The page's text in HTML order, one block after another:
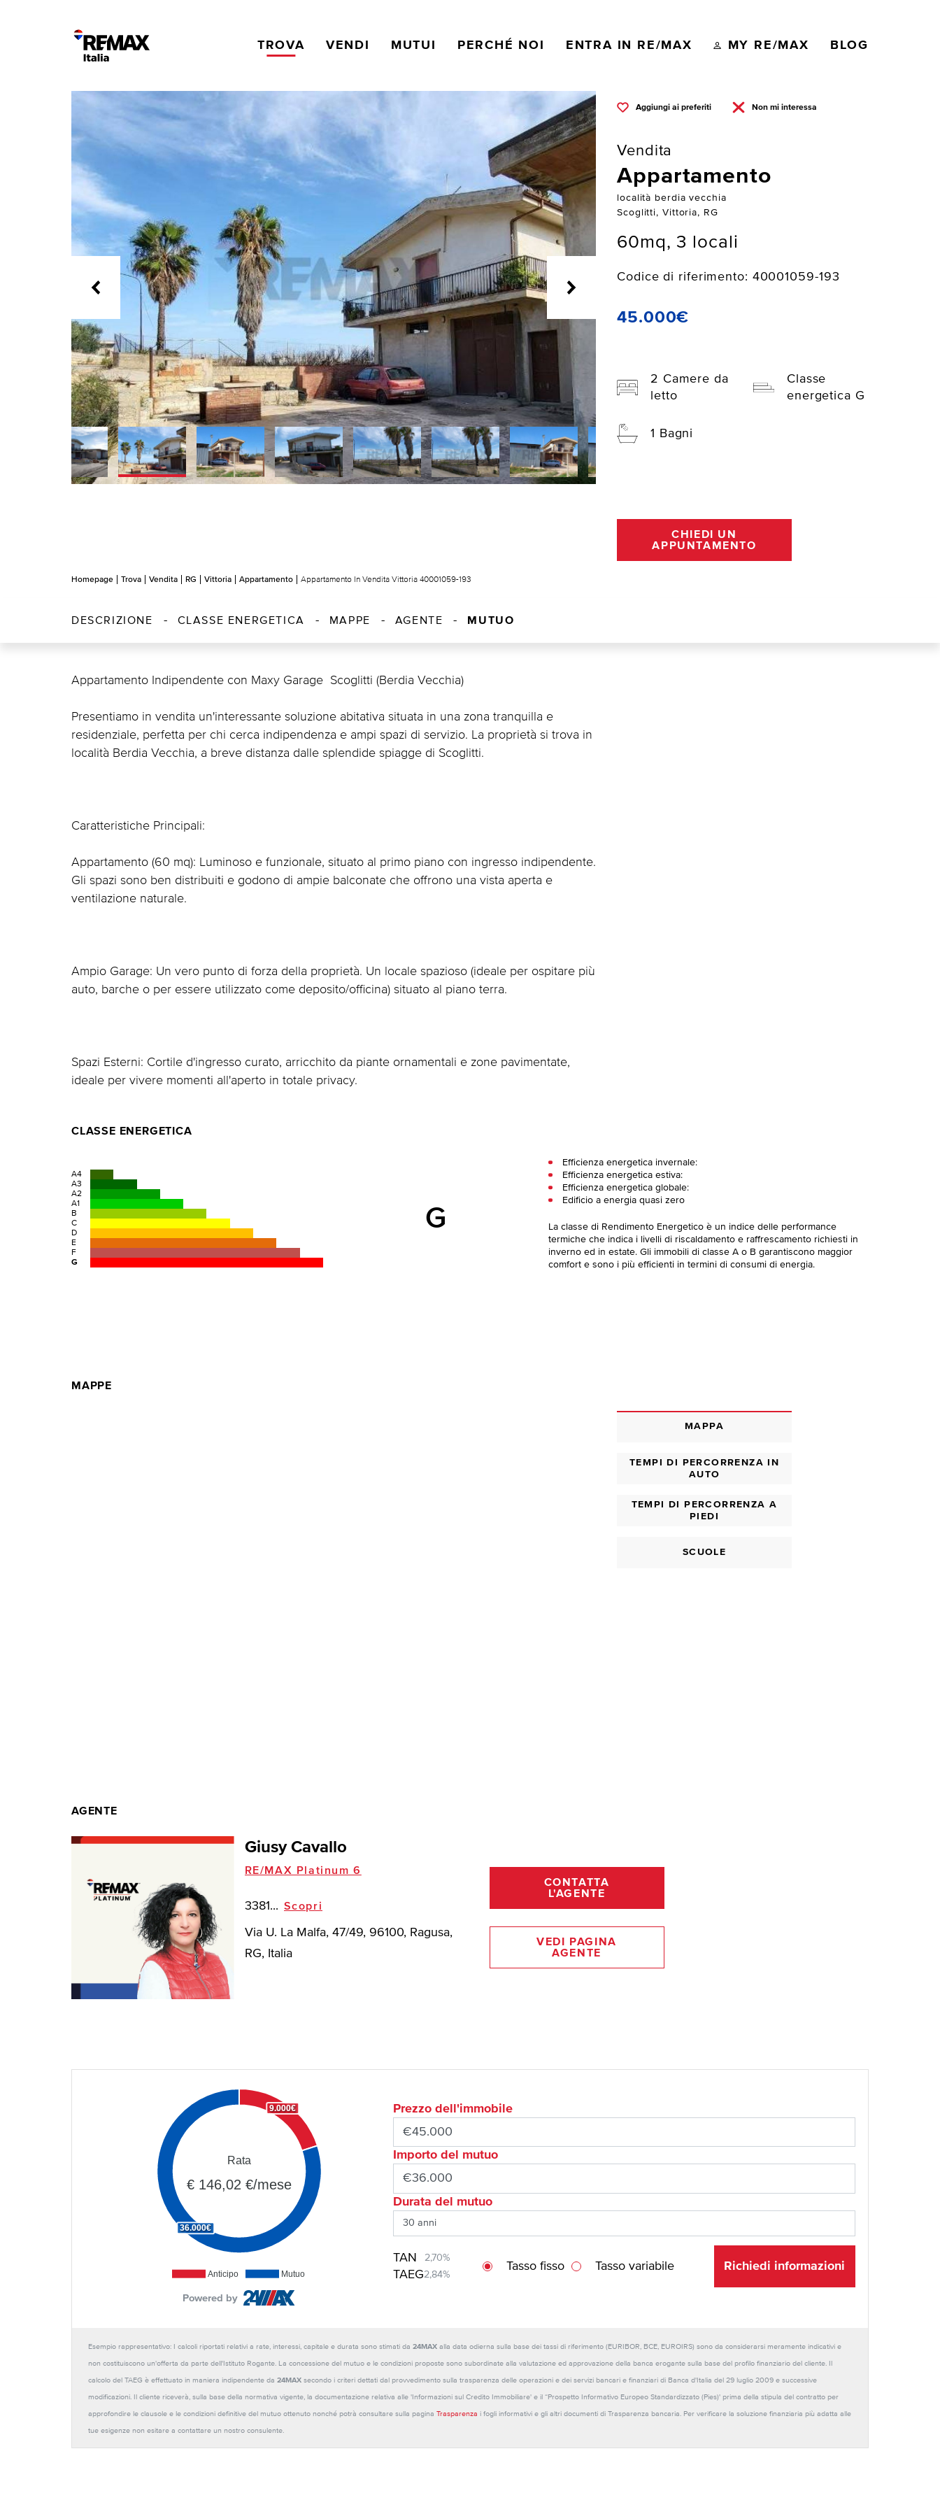
TROVA VENDI MUTUI PERCHÉ NOI ENTRA IN RE/MAX MY RE/MAX BLOG
Aggiungi ai preferiti Non mi interessa
Vendita
Appartamento
località berdia vecchia
Scoglitti, Vittoria, RG
60mq, 3 locali
Codice di riferimento: 40001059-193
45.000€
2 Camere da
letto
Classe
energetica G
1 Bagni
CHIEDI UN
APPUNTAMENTO
Homepage Trova Vendita RG Vittoria Appartamento Appartamento In Vendita Vittoria 40001059-193
DESCRIZIONE CLASSE ENERGETICA MAPPE AGENTE MUTUO
Appartamento Indipendente con Maxy Garage  Scoglitti (Berdia Vecchia)
Presentiamo in vendita un'interessante soluzione abitativa situata in una zona tranquilla e
residenziale, perfetta per chi cerca indipendenza e ampi spazi di servizio. La proprietà si trova in
località Berdia Vecchia, a breve distanza dalle splendide spiagge di Scoglitti.
Caratteristiche Principali:
Appartamento (60 mq): Luminoso e funzionale, situato al primo piano con ingresso indipendente.
Gli spazi sono ben distribuiti e godono di ampie balconate che offrono una vista aperta e
ventilazione naturale.
Ampio Garage: Un vero punto di forza della proprietà. Un locale spazioso (ideale per ospitare più
auto, barche o per essere utilizzato come deposito/officina) situato al piano terra.
Spazi Esterni: Cortile d'ingresso curato, arricchito da piante ornamentali e zone pavimentate,
ideale per vivere momenti all'aperto in totale privacy.
CLASSE ENERGETICA
A4
A3
A2
A1
B
C
D
E
F
G
G
Efficienza energetica invernale:
Efficienza energetica estiva:
Efficienza energetica globale:
Edificio a energia quasi zero
La classe di Rendimento Energetico è un indice delle performance
termiche che indica i livelli di riscaldamento e raffrescamento richiesti in
inverno ed in estate. Gli immobili di classe A o B garantiscono maggior
comfort e sono i più efficienti in termini di consumi di energia.
MAPPE
MAPPA
TEMPI DI PERCORRENZA IN
AUTO
TEMPI DI PERCORRENZA A
PIEDI
SCUOLE
AGENTE
Giusy Cavallo
RE/MAX Platinum 6
3381... Scopri
Via U. La Malfa, 47/49, 96100, Ragusa,
RG, Italia
CONTATTA
L'AGENTE
VEDI PAGINA
AGENTE
Anticipo Mutuo
9.000€
36.000€
Rata
€ 146,02 €/mese
Powered by
Prezzo dell'immobile
Importo del mutuo
Durata del mutuo
TAN 2,70%
TAEG2,84%
Tasso fisso Tasso variabile Richiedi informazioni
Esempio rappresentativo: I calcoli riportati relativi a rate, interessi, capitale e durata sono stimati da 24MAXalla data odierna sulla base dei tassi di riferimento (EURIBOR, BCE, EUROIRS) sono da considerarsi meramente indicativi e
non costituiscono un'offerta da parte dell'Istituto Rogante. La concessione del mutuo e le condizioni proposte sono subordinate alla valutazione ed approvazione della banca erogante sulla base del profilo finanziario del cliente. Il
calcolo del TAEG è effettuato in maniera indipendente da 24MAXsecondo i criteri dettati dal provvedimento sulla trasparenza delle operazioni e dei servizi bancari e finanziari di Banca d'Italia del 29 luglio 2009 e successive
modificazioni. Il cliente riceverà, sulla base della normativa vigente, la documentazione relativa alle 'Informazioni sul Credito Immobiliare' e il “Prospetto Informativo Europeo Standardizzato (Pies)' prima della stipula del contratto per
approfondire le clausole e le condizioni definitive del mutuo ottenuto nonché potrà consultare sulla pagina Trasparenza i fogli informativi e gli altri documenti di Trasparenza bancaria. Per verificare la soluzione finanziaria più adatta alle
tue esigenze non esitare a contattare un nostro consulente.